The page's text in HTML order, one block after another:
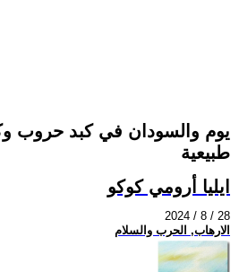
طبيعية
ايليا أرومي كوكو
2024 / 8 / 28
الارهاب, الحرب والسلام